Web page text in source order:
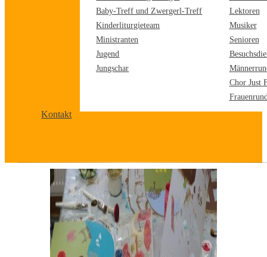
Baby-Treff und Zwergerl-Treff
Kinderliturgieteam
Ministranten
Jugend
Jungschar
Lektoren
Musiker
Senioren
Chor Just
Kontakt